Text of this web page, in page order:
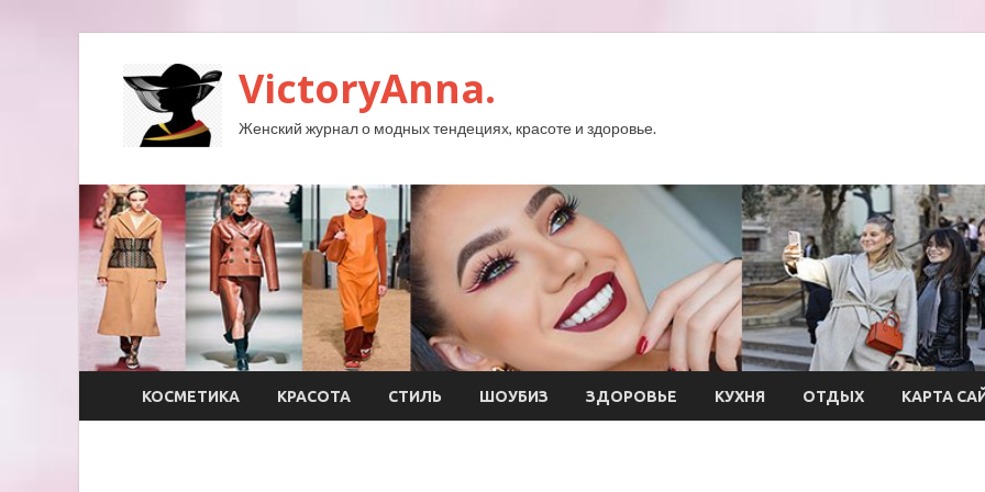
VictoryAnna.
Женский журнал о модных тендециях, красоте и здоровье.
КОСМЕТИКА КРАСОТА СТИЛЬ ШОУБИЗ ЗДОРОВЬЕ КУХНЯ ОТДЫХ КАРТА